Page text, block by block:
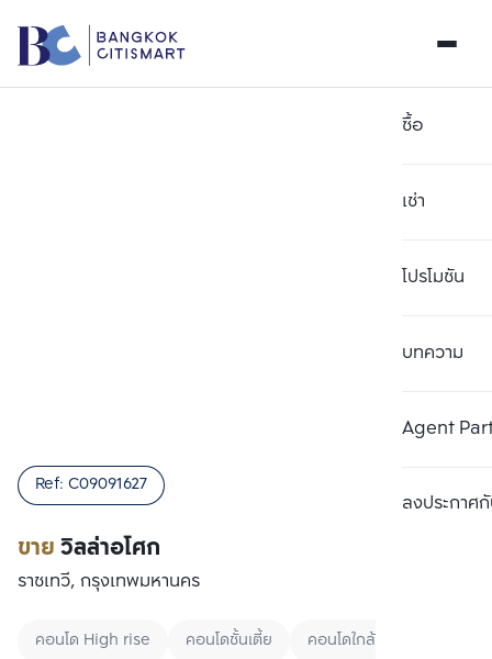
ซื้อ
เช่า
โปรโมชัน
บทความ
Agent
ลงประกาศกั
ขายวิลล่าอโศก
Ref: C09091627
ราชเทวี, กรุงเทพมหานคร
คอนโด High rise คอนโดชั้นเตี้ย คอนโดใกล้ BTS
เปรียบเทียบ